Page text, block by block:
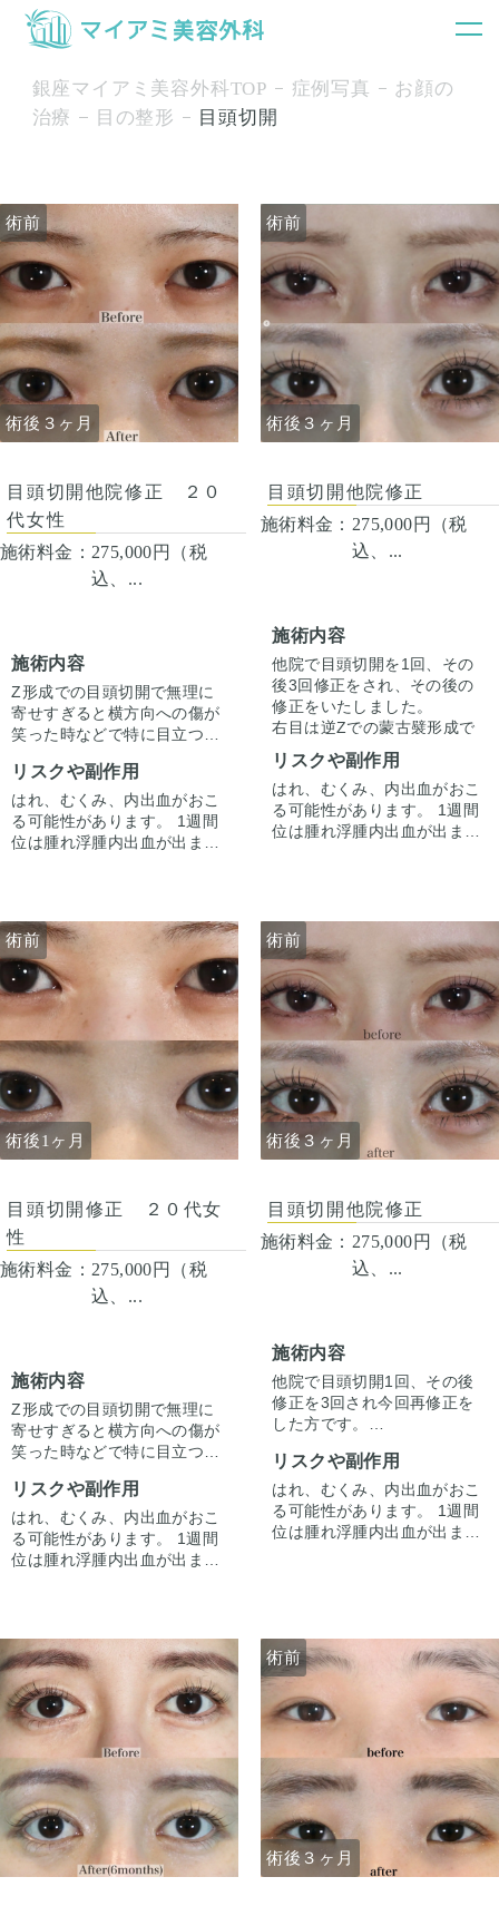
銀座マイアミ美容外科TOP 症例写真
お顔の
治療
目の整形 目頭切開
術前
術後３ヶ月
目頭切開他院修正 ２０
代女性
施術料金： 275,000円（税
込、...
施術内容
Z形成での目頭切開で無理に
寄せすぎると横方向への傷が
笑った時などで特に目立つこ
逆Zで傷の流れを自然な向き
である縦縫合に戻すことで傷
跡を目立ちにくくすることが
できます。それ以外にも凹み
リスクや副作用
はれ、むくみ、内出血がおこ
る可能性があります。 1週間
位は腫れ浮腫内出血が出ます
長続く（1ヶ月くらい）方が
います。 微妙な左右差は出る
ことがあります。 合併症が起
こっても当院で責任を持って
治療します。 手術を受けた人
全員が写真の様な変化をする
わけではない事にも注意して
ください。 その人ごとに個性
がありますので、手術の結果
にも個人差はあります。
術前
術後３ヶ月
目頭切開他院修正
施術料金： 275,000円（税
込、...
施術内容
他院で目頭切開を1回、その
後3回修正をされ、その後の
修正をいたしました。
右目は逆Zでの蒙古襞形成で
狭くし、右目はZ形成での目
頭切開で広げ左右差を修正し
ています。
切開の際に傷跡も目立ちに
くくなるよう修正していま
リスクや副作用
はれ、むくみ、内出血がおこ
る可能性があります。 1週間
位は腫れ浮腫内出血が出ます
います。 微妙な左右差は出る
ことがあります。 合併症が起
こっても当院で責任を持って
治療します。 手術を受けた人
全員が写真の様な変化をする
わけではない事にも注意して
ください。 その人ごとに個性
がありますので、手術の結果
にも個人差はあります。
術前
術後1ヶ月
目頭切開修正 ２０代女
性
施術料金： 275,000円（税
込、...
施術内容
Z形成での目頭切開で無理に
寄せすぎると横方向への傷が
笑った時などで特に目立つこ
逆Zで傷の流れを自然な向き
である縦縫合に戻すことで傷
跡を目立ちにくくすることが
できます。
傷跡の残り方には個人差はあ
ります。
リスクや副作用
はれ、むくみ、内出血がおこ
る可能性があります。 1週間
位は腫れ浮腫内出血が出ます
長続く（1ヶ月くらい）方が
います。 微妙な左右差は出る
ことがあります。 合併症が起
こっても当院で責任を持って
治療します。 手術を受けた人
全員が写真の様な変化をする
わけではない事にも注意して
ください。 その人ごとに個性
がありますので、手術の結果
にも個人差はあります。
術前
術後３ヶ月
目頭切開他院修正
施術料金： 275,000円（税
込、...
施術内容
他院で目頭切開1回、その後
修正を3回され今回再修正を
した方です。
左目はZ形成でも目頭切開で
左右差と傷跡の修正をしてい
ます。左は2回Z形成をしてい
ます。
リスクや副作用
はれ、むくみ、内出血がおこ
る可能性があります。 1週間
位は腫れ浮腫内出血が出ます
います。 微妙な左右差は出る
ことがあります。 合併症が起
こっても当院で責任を持って
治療します。 手術を受けた人
全員が写真の様な変化をする
ください。 その人ごとに個性
がありますので、手術の結果
にも個人差はあります。
術前
術後３ヶ月